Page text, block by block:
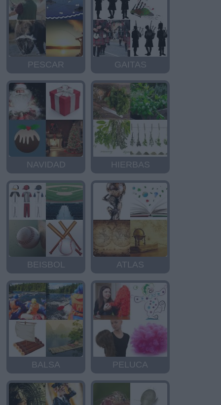
PESCAR GAITAS
NAVIDAD HIERBAS
BEISBOL ATLAS
BALSA PELUCA